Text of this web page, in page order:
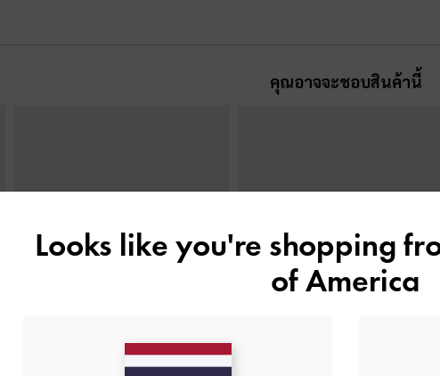
คุณอาจจะชอบสินค้านี้
Looks like you're shopping
of America